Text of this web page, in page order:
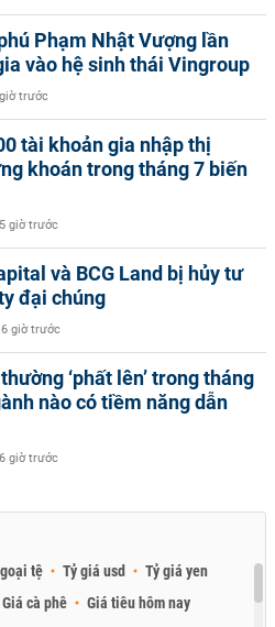
Phạm Nhật Vượng lần
vào hệ sinh thái Vingroup
trước
tài khoản gia nhập thị
khoán trong tháng 7 biến
5 giờ trước
và BCG Land bị hủy tư
đại chúng
6 giờ trước
‘phất lên’ trong tháng
nào có tiềm năng dẫn
6 giờ trước
tệ Tỷ giá usd
Tỷ giá yen
Giá cà phê
Giá tiêu hôm nay